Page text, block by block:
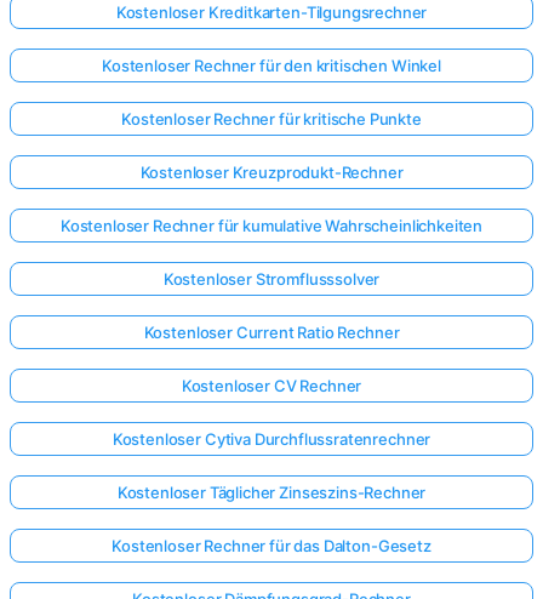
Kostenloser Kreditkarten-Tilgungsrechner
Kostenloser Rechner für den kritischen Winkel
Kostenloser Rechner für kritische Punkte
Kostenloser Kreuzprodukt-Rechner
Kostenloser Rechner für kumulative Wahrscheinlichkeiten
Kostenloser Stromflusssolver
Kostenloser Current Ratio Rechner
Kostenloser CV Rechner
Kostenloser Cytiva Durchflussratenrechner
Kostenloser Täglicher Zinseszins-Rechner
Kostenloser Rechner für das Dalton-Gesetz